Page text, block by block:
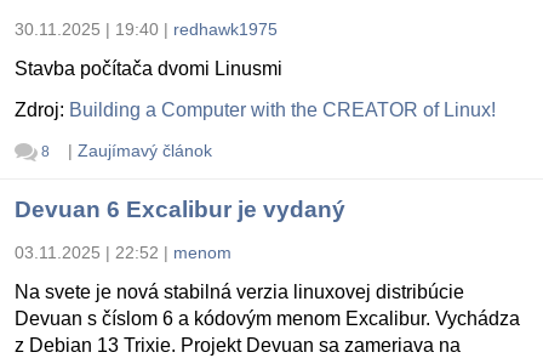
30.11.2025 | 19:40 | redhawk1975
Stavba počítača dvomi Linusmi
Zdroj: Building a Computer with the CREATOR of Linux!
8 | Zaujímavý článok
Devuan 6 Excalibur je vydaný
03.11.2025 | 22:52 | menom
Na svete je nová stabilná verzia linuxovej distribúcie
Devuan s číslom 6 a kódovým menom Excalibur. Vychádza
z Debian 13 Trixie. Projekt Devuan sa zameriava na